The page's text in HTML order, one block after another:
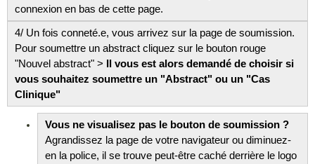
connexion en bas de cette page.
4/ Un fois conneté.e, vous arrivez sur la page de soumission.
Pour soumettre un abstract cliquez sur le bouton rouge
"Nouvel abstract" > Il vous est alors demandé de choisir si
vous souhaitez soumettre un "Abstract" ou un "Cas
Clinique"
Vous ne visualisez pas le bouton de soumission ?
Agrandissez la page de votre navigateur ou diminuez-
en la police, il se trouve peut-être caché derrière le logo